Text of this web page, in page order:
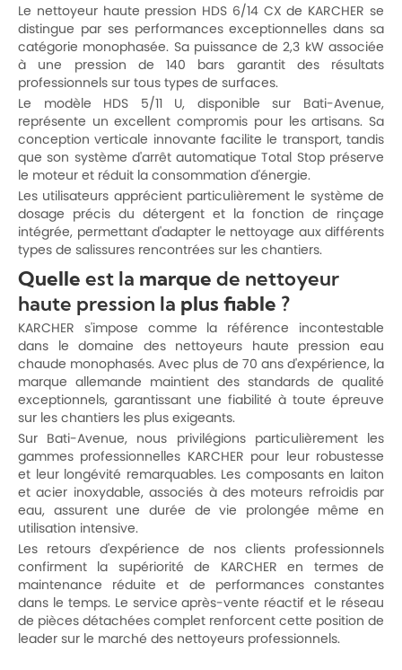
Le nettoyeur haute pression HDS 6/14 CX de KARCHER se
distingue par ses performances exceptionnelles dans sa
catégorie monophasée. Sa puissance de 2,3 kW associée
à une pression de 140 bars garantit des résultats
professionnels sur tous types de surfaces.
Le modèle HDS 5/11 U, disponible sur Bati-Avenue,
représente un excellent compromis pour les artisans. Sa
conception verticale innovante facilite le transport, tandis
que son système d'arrêt automatique Total Stop préserve
le moteur et réduit la consommation d'énergie.
Les utilisateurs apprécient particulièrement le système de
dosage précis du détergent et la fonction de rinçage
intégrée, permettant d'adapter le nettoyage aux différents
types de salissures rencontrées sur les chantiers.
Quelle est la marque de nettoyeur
haute pression la plus fiable ?
KARCHER s'impose comme la référence incontestable
dans le domaine des nettoyeurs haute pression eau
chaude monophasés. Avec plus de 70 ans d'expérience, la
marque allemande maintient des standards de qualité
exceptionnels, garantissant une fiabilité à toute épreuve
sur les chantiers les plus exigeants.
Sur Bati-Avenue, nous privilégions particulièrement les
gammes professionnelles KARCHER pour leur robustesse
et leur longévité remarquables. Les composants en laiton
et acier inoxydable, associés à des moteurs refroidis par
eau, assurent une durée de vie prolongée même en
utilisation intensive.
Les retours d'expérience de nos clients professionnels
confirment la supériorité de KARCHER en termes de
maintenance réduite et de performances constantes
dans le temps. Le service après-vente réactif et le réseau
de pièces détachées complet renforcent cette position de
leader sur le marché des nettoyeurs professionnels.